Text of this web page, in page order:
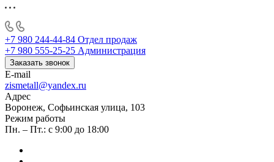
+7 980 244-44-84 Отдел продаж
+7 980 555-25-25 Администрация
Заказать звонок
E-mail
zismetall@yandex.ru
Адрес
Воронеж, Софьинская улица, 103
Режим работы
Пн. – Пт.: с 9:00 до 18:00